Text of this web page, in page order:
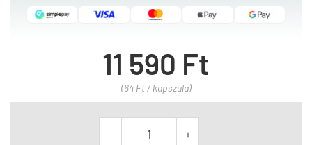
11 590 Ft
(64 Ft / kapszula)
 